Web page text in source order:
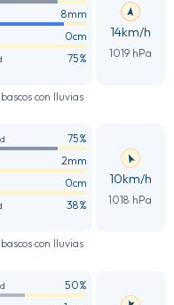
8mm
0cm
75%
14km/h
1019 hPa
con lluvias
75%
2mm
0cm
38%
10km/h
1018 hPa
con lluvias
50%